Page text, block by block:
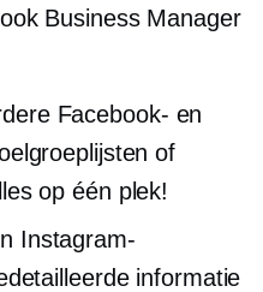
Business Manager
Facebook- en
of
op één plek!
Instagram-
informatie